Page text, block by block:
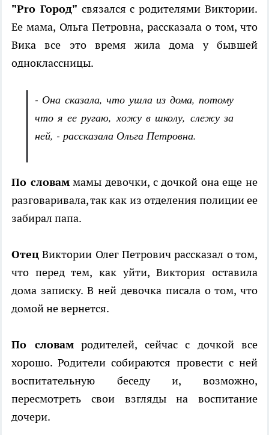
"Pro Город" связался с родителями Виктории.
Ее мама, Ольга Петровна, рассказала о том, что
Вика все это время жила дома у бывшей
одноклассницы.
- Она сказала, что ушла из дома, потому
что я ее ругаю, хожу в школу, слежу за
ней, - рассказала Ольга Петровна.
По словаммамы девочки, с дочкой она еще не
разговаривала, так как из отделения полиции ее
забирал папа.
Отец Виктории Олег Петрович рассказал о том,
что перед тем, как уйти, Виктория оставила
дома записку. В ней девочка писала о том, что
домой не вернется.
По словамродителей, сейчас с дочкой все
хорошо. Родители собираются провести с ней
воспитательную беседу и, возможно,
пересмотреть свои взгляды на воспитание
дочери.